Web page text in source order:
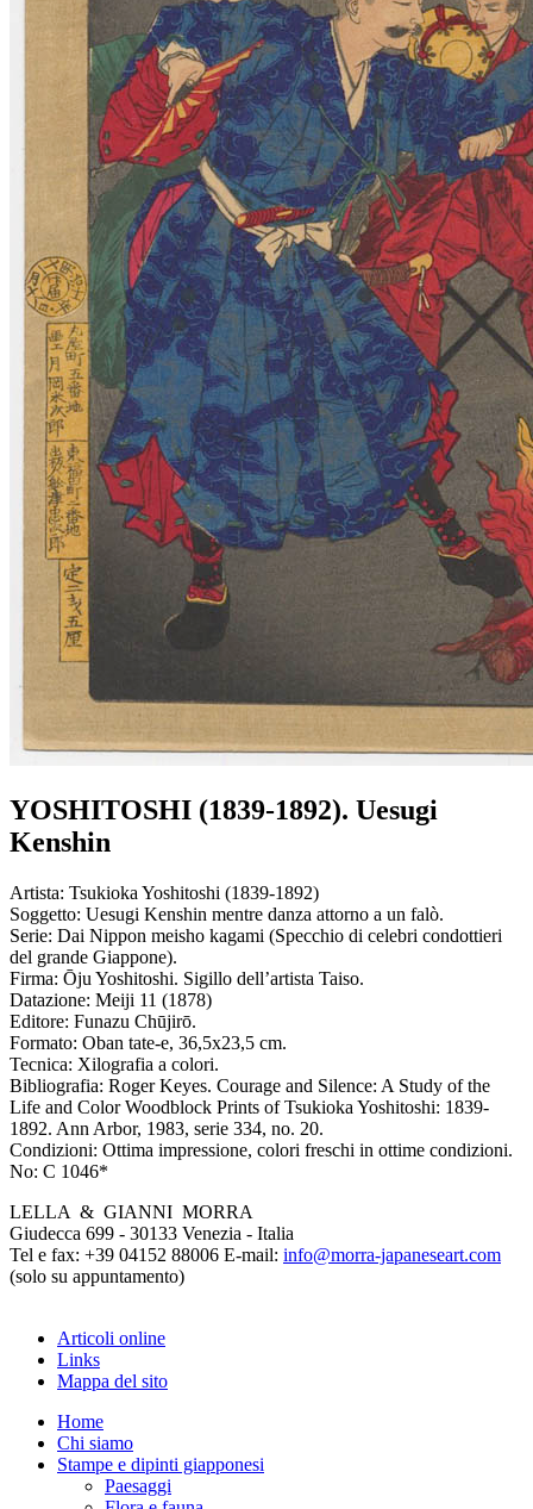
YOSHITOSHI (1839-1892). Uesugi
Kenshin
Artista: Tsukioka Yoshitoshi (1839-1892)
Soggetto: Uesugi Kenshin mentre danza attorno a un falò.
Serie: Dai Nippon meisho kagami (Specchio di celebri condottieri
del grande Giappone).
Firma: Ōju Yoshitoshi. Sigillo dell’artista Taiso.
Datazione: Meiji 11 (1878)
Editore: Funazu Chūjirō.
Formato: Oban tate-e, 36,5x23,5 cm.
Tecnica: Xilografia a colori.
Bibliografia: Roger Keyes. Courage and Silence: A Study of the
Life and Color Woodblock Prints of Tsukioka Yoshitoshi: 1839-
1892. Ann Arbor, 1983, serie 334, no. 20.
Condizioni: Ottima impressione, colori freschi in ottime condizioni.
No: C 1046*
LELLA & GIANNI MORRA
Giudecca 699 - 30133 Venezia - Italia
Tel e fax: +39 04152 88006 E-mail: info@morra-japaneseart.com
(solo su appuntamento)
Articoli online
Links
Mappa del sito
Home
Chi siamo
Stampe e dipinti giapponesi
Paesaggi